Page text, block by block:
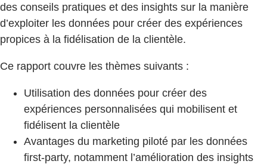
des conseils pratiques et des insights sur la manière
d’exploiter les données pour créer des expériences
propices à la fidélisation de la clientèle.
Ce rapport couvre les thèmes suivants :
Utilisation des données pour créer des
expériences personnalisées qui mobilisent et
fidélisent la clientèle
Avantages du marketing piloté par les données
first-party, notamment l’amélioration des insights